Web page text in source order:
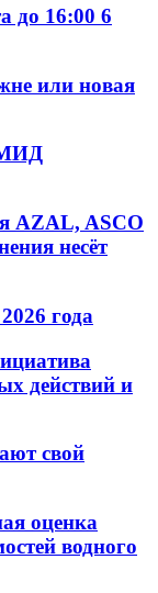
до 16:00 6
или новая
МИД
AZAL, ASCO
несёт
года
действий и
свой
оценка
водного